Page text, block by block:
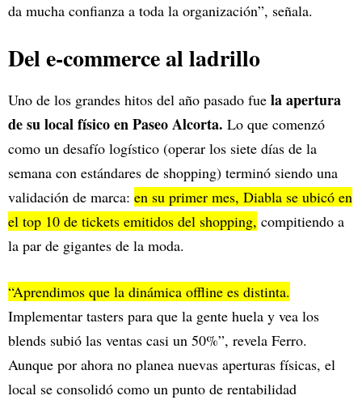
da mucha confianza a toda la organización”, señala.
Del e-commerce al ladrillo
Uno de los grandes hitos del año pasado fue la apertura
de su local físico en Paseo Alcorta. Lo que comenzó
como un desafío logístico (operar los siete días de la
semana con estándares de shopping) terminó siendo una
validación de marca: en su primer mes, Diabla se ubicó en
el top 10 de tickets emitidos del shopping, compitiendo a
la par de gigantes de la moda.
“Aprendimos que la dinámica offline es distinta.
Implementar tasters para que la gente huela y vea los
blends subió las ventas casi un 50%”, revela Ferro.
Aunque por ahora no planea nuevas aperturas físicas, el
local se consolidó como un punto de rentabilidad